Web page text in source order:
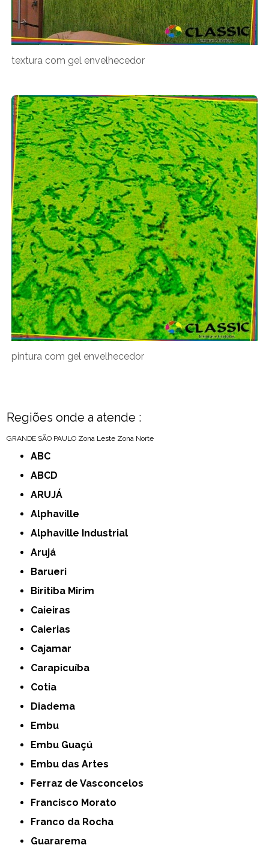
textura com gel envelhecedor
pintura com gel envelhecedor
Regiões onde a atende :
GRANDE SÃO PAULO Zona Leste Zona Norte
ABC
ABCD
ARUJÁ
Alphaville
Alphaville Industrial
Arujá
Barueri
Biritiba Mirim
Caieiras
Caierias
Cajamar
Carapicuíba
Cotia
Diadema
Embu
Embu Guaçú
Embu das Artes
Ferraz de Vasconcelos
Francisco Morato
Franco da Rocha
Guararema